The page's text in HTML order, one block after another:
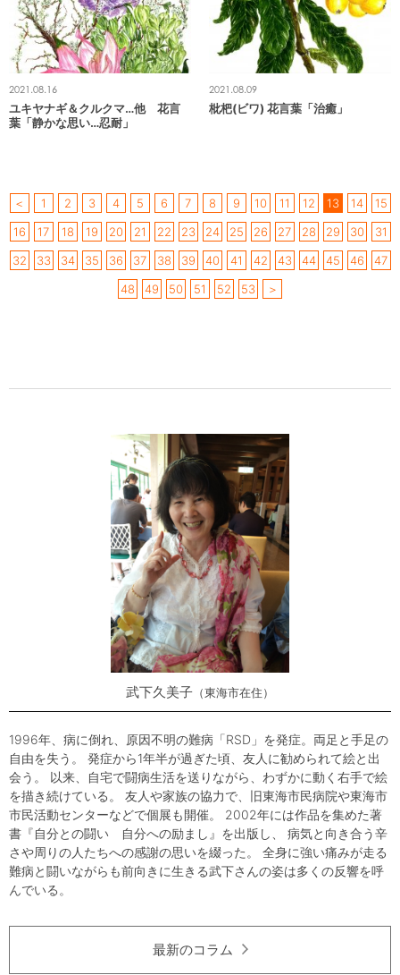
2021.08.16
ユキヤナギ＆クルクマ…他 花言
葉「静かな思い…忍耐」
2021.08.09
枇杷(ビワ) 花言葉「治癒」
＜ 1 2 3 4 5 6 7 8 9 10 11 12 13 14
15
16
17 18 19 20 21 22 23 24 25 26 27 28 29 30
31
32
33 34 35 36 37 38 39 40 41 42 43 44 45 46
47
48
49 50 51 52 53 ＞
武下久美子 東海市在住
1996年、病に倒れ、原因不明の難病「RSD」を発症。両足と手足の
自由を失う。 発症から1年半が過ぎた頃、友人に勧められて絵と出
会う。 以来、自宅で闘病生活を送りながら、わずかに動く右手で絵
を描き続けている。 友人や家族の協力で、旧東海市民病院や東海市
市民活動センターなどで個展も開催。 2002年には作品を集めた著
書『自分との闘い 自分への励まし』を出版し、 病気と向き合う辛
さや周りの人たちへの感謝の思いを綴った。 全身に強い痛みが走る
難病と闘いながらも前向きに生きる武下さんの姿は多くの反響を呼
んでいる。
最新のコラム